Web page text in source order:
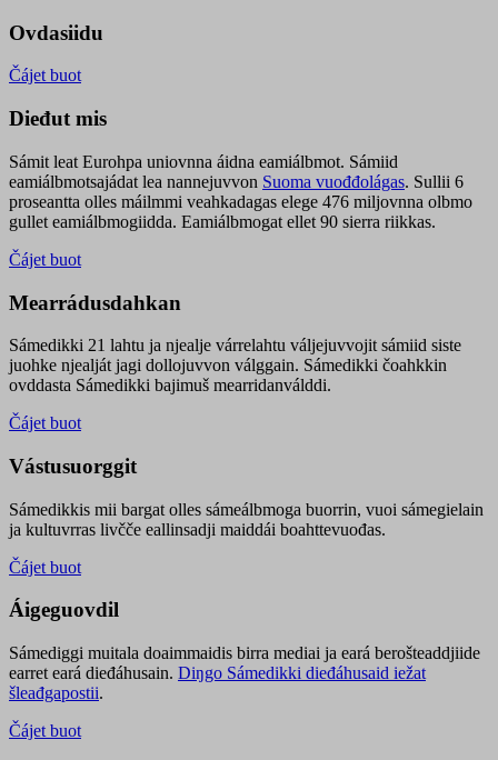
Ovdasiidu
Čájet buot
Dieđut mis
Sámit leat Eurohpa uniovnna áidna eamiálbmot. Sámiid
eamiálbmotsajádat lea nannejuvvon Suoma vuođđolágas. Sullii 6
proseantta olles máilmmi veahkadagas elege 476 miljovnna olbmo
gullet eamiálbmogiidda. Eamiálbmogat ellet 90 sierra riikkas.
Čájet buot
Mearrádusdahkan
Sámedikki 21 lahtu ja njealje várrelahtu váljejuvvojit sámiid siste
juohke njealját jagi dollojuvvon válggain. Sámedikki čoahkkin
ovddasta Sámedikki bajimuš mearridanválddi.
Čájet buot
Vástusuorggit
Sámedikkis mii bargat olles sámeálbmoga buorrin, vuoi sámegielain
ja kultuvrras livčče eallinsadji maiddái boahttevuođas.
Čájet buot
Áigeguovdil
Sámediggi muitala doaimmaidis birra mediai ja eará berošteaddjiide
earret eará dieđáhusain. Diŋgo Sámedikki dieđáhusaid iežat
šleađgapostii.
Čájet buot